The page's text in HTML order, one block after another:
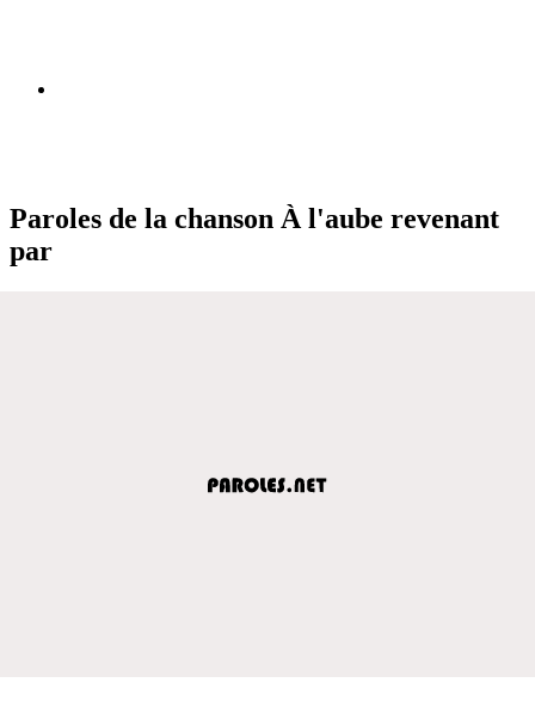
Paroles de la chanson À l'aube revenant
par